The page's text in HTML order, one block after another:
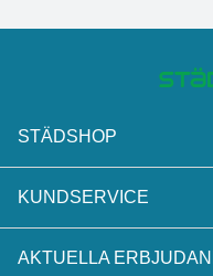
STÄDSHOP
KUNDSERVICE
AKTUELLA